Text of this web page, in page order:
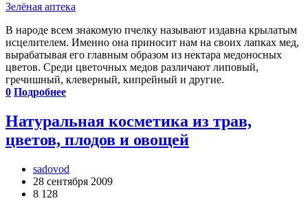
Зелёная аптека
В народе всем знакомую пчелку называют издавна крылатым
исцелителем. Именно она приносит нам на своих лапках мед,
вырабатывая его главным образом из нектара медоносных
цветов. Среди цветочных медов различают липовый,
гречишный, клеверный, кипрейный и другие.
0 Подробнее
Натуральная косметика из трав,
цветов, плодов и овощей
sadovod
28 сентября 2009
8 128